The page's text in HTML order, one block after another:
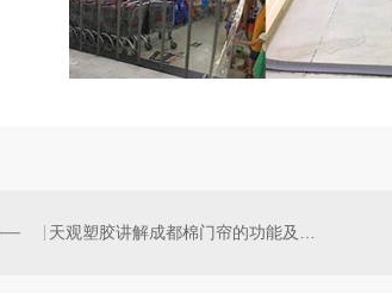
天观塑胶讲解成都棉门帘的功能及它怎么安装